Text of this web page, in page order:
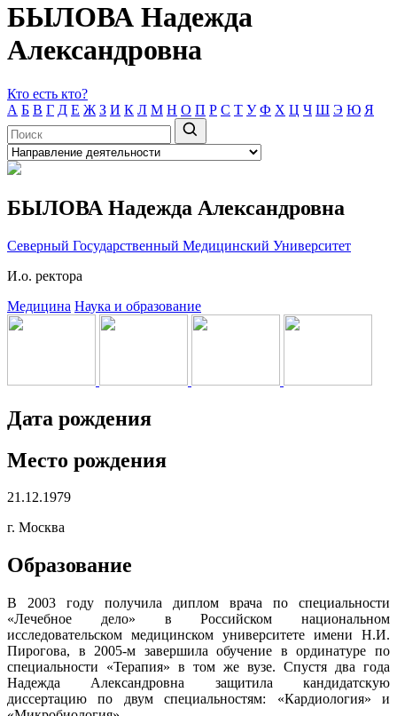
БЫЛОВА Надежда
Александровна
Кто есть кто?
А Б В Г Д Е Ж З И К Л М Н О П Р С Т У Ф Х Ц Ч Ш Э Ю Я
БЫЛОВА Надежда Александровна
Северный Государственный Медицинский Университет
И.о. ректора
Медицина Наука и образование
Дата рождения
Место рождения
21.12.1979
г. Москва
Образование
В 2003 году получила диплом врача по специальности
«Лечебное дело» в Российском национальном
исследовательском медицинском университете имени Н.И.
Пирогова, в 2005-м завершила обучение в ординатуре по
специальности «Терапия» в том же вузе. Спустя два года
Надежда Александровна защитила кандидатскую
диссертацию по двум специальностям: «Кардиология» и